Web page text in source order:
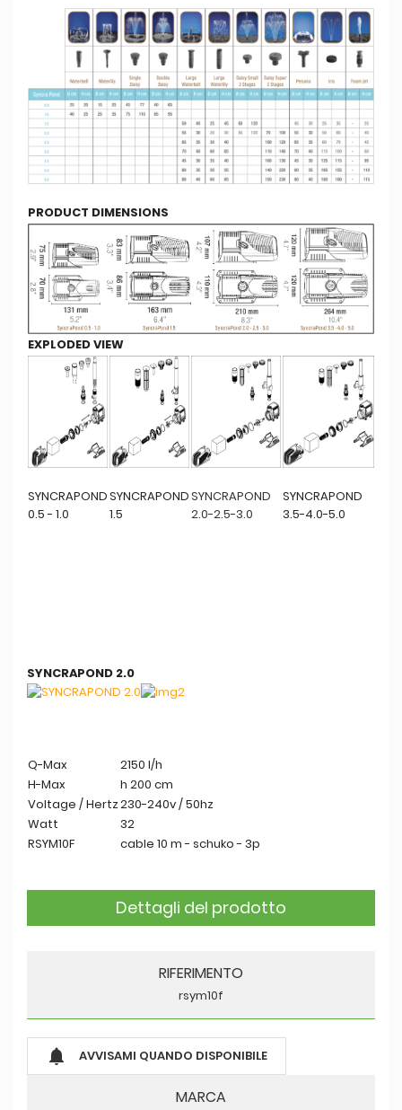
PRODUCT DIMENSIONS
EXPLODED VIEW
SYNCRAPOND
0.5 - 1.0
SYNCRAPOND
1.5
SYNCRAPOND
2.0-2.5-3.0
SYNCRAPOND
3.5-4.0-5.0
SYNCRAPOND 2.0
Q-Max
2150 l/h
H-Max
h 200 cm
Voltage / Hertz230-240v / 50hz
Watt
32
RSYM10F
cable 10 m - schuko - 3p
Dettagli del prodotto
RIFERIMENTO
rsym10f
 AVVISAMI QUANDO DISPONIBILE
MARCA